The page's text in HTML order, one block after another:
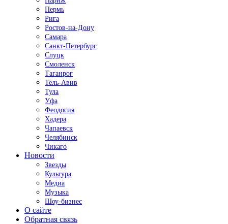
Пермь
Рига
Ростов-на-Дону
Самара
Санкт-Петербург
Слуцк
Смоленск
Таганрог
Тель-Авив
Тула
Уфа
Феодосия
Хадера
Чапаевск
Челябинск
Чикаго
Новости
Звезды
Культура
Медиа
Музыка
Шоу-бизнес
О сайте
Обратная связь